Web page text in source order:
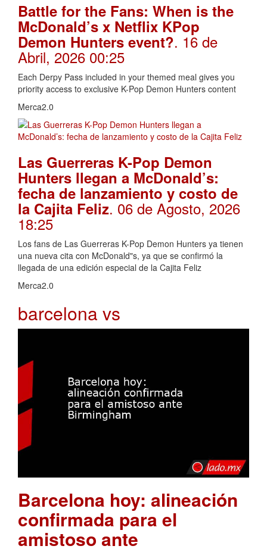
Battle for the Fans: When is the
McDonald’s x Netflix KPop
Demon Hunters event?. 16 de
Abril, 2026 00:25
Each Derpy Pass included in your themed meal gives you
priority access to exclusive K-Pop Demon Hunters content
Merca2.0
Las Guerreras K-Pop Demon
Hunters llegan a McDonald’s:
fecha de lanzamiento y costo de
la Cajita Feliz. 06 de Agosto, 2026
18:25
Los fans de Las Guerreras K-Pop Demon Hunters ya tienen
una nueva cita con McDonald"s, ya que se confirmó la
llegada de una edición especial de la Cajita Feliz
Merca2.0
barcelona vs
Barcelona hoy: alineación
confirmada para el
amistoso ante